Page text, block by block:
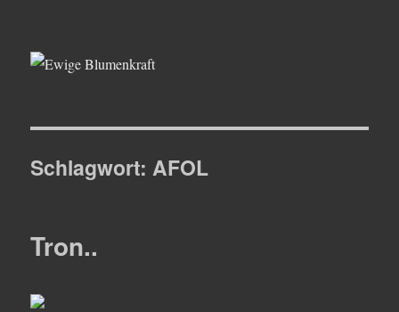
Ewige Blumenkraft
Schlagwort:AFOL
Tron..